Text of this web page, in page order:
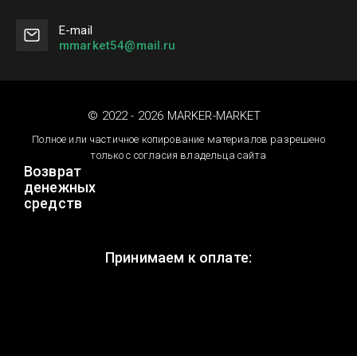
Е-mail
mmarket54@mail.ru
© 2022 - 2026 MARKER-MARKET
Полное или частичное копирование материалов разрешено
только с согласия владельца сайта
Возврат
денежных
средств
Принимаем к оплате: